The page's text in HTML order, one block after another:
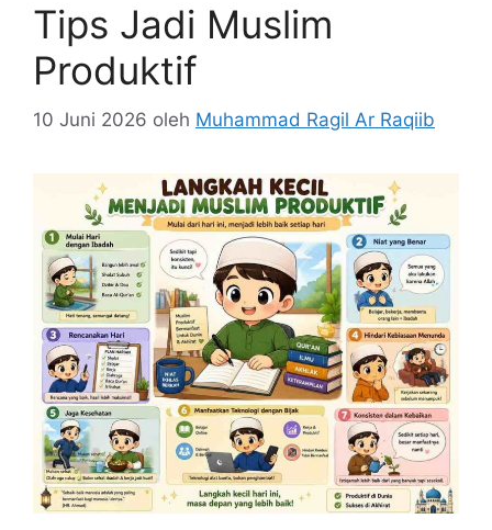
Tips Jadi Muslim
Produktif
10 Juni 2026 oleh Muhammad Ragil Ar Raqiib